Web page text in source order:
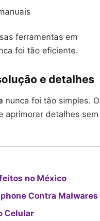
ferramentas em
foi tão eficiente.
e detalhes
nunca foi tão simples. O
aprimorar detalhes sem
no México
Contra Malwares
Celular